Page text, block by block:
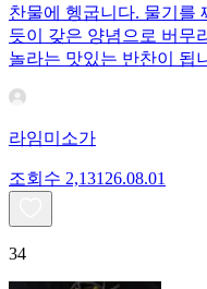
찬물에 헹굽니다. 물기를
듯이 갖은 양념으로 버무
놀라는 맛있는 반찬이 됩
라임미소가
조회수 2,131 26.08.01
34